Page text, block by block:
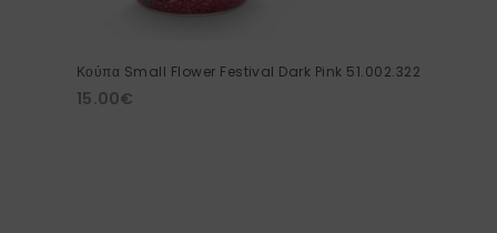
Κούπα Small Flower Festival Dark Pink 51.002.322
15.00€